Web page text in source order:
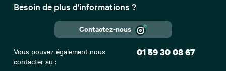
Besoin de plus d'informations ?
Contactez-nous
Vous pouvez également nous
contacter au :
01 59 30 08 67